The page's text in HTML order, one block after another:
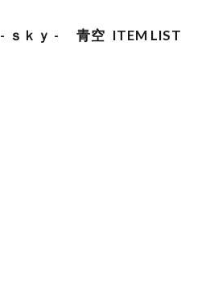
- ｓｋｙ - 青空 ITEM LIST